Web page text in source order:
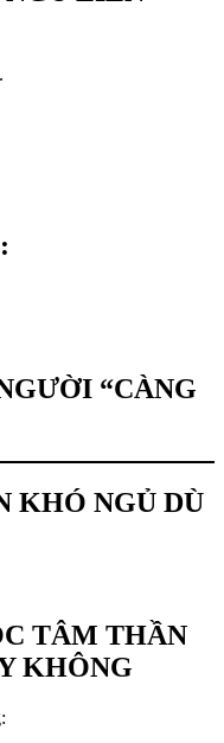
“CÀNG
KHÓ NGỦ DÙ
TÂM THẦN
KHÔNG